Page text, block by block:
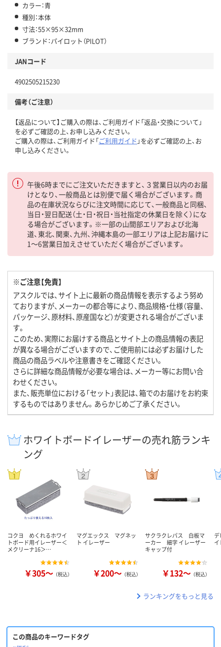
カラー：青
種別：本体
寸法：55×95×32mm
ブランド：パイロット（PILOT）
JANコード
4902505215230
備考（ご注意）
【返品について】ご購入の際は、ご利用ガイド「返品・交換について」
を必ずご確認の上、お申し込みください。
ご購入の際は、ご利用ガイド「ご利用ガイド 」を必ずご確認の上、お
申し込みください。
午後6時までにご注文いただきますと、３営業日以内のお届
けとなり、一般商品とは別便で届く場合がございます。商
品の在庫状況ならびに注文時間に応じて、一般商品と同梱、
当日・翌日配送（土・日・祝日・当社指定の休業日を除く）にな
る場合がございます。※一部の山間部エリアおよび北海
道、東北、関東、九州、沖縄本島の一部エリアは上記お届けに
1～6営業日加えさせていただく場合がございます。
※ご注意【免責】
アスクルでは、サイト上に最新の商品情報を表示するよう努め
ておりますが、メーカーの都合等により、商品規格・仕様（容量、
パッケージ、原材料、原産国など）が変更される場合がございま
す。
このため、実際にお届けする商品とサイト上の商品情報の表記
が異なる場合がございますので、ご使用前には必ずお届けした
商品の商品ラベルや注意書きをご確認ください。
さらに詳細な商品情報が必要な場合は、メーカー等にお問い合
わせください。
また、販売単位における「セット」表記は、箱でのお届けをお約束
するものではありません。あらかじめご了承ください。
ホワイトボードイレーザーの売れ筋ランキ
ング
コクヨ めくれるホワイ
トボード用イレーザー＜
メクリーナ16＞…
￥305～ （税込）
マグエックス マグネッ
ト イレーザー
￥200～ （税込）
サクラクレパス 白板マ
ーカー 細字 イレーザー
キャップ付
￥132～ （税込）
ランキングをもっと見る
この商品のキーワードタグ